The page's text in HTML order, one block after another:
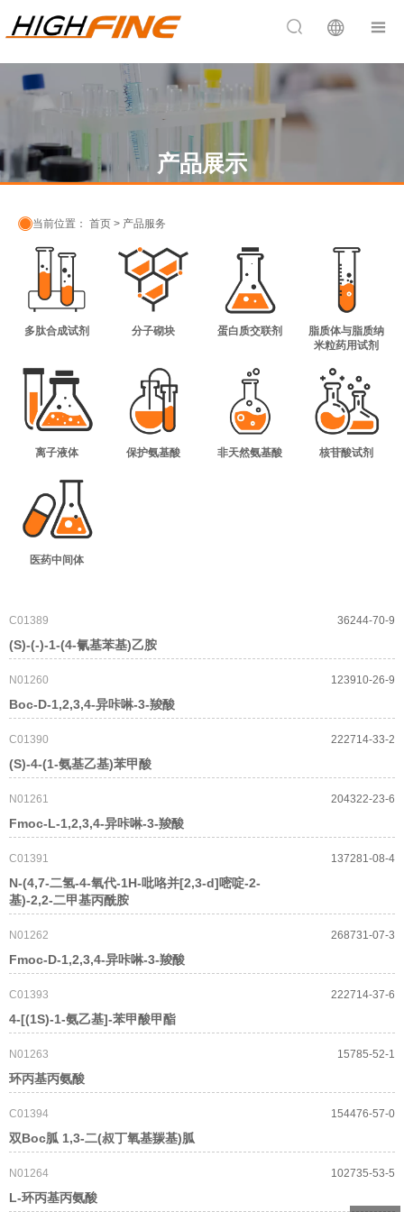
 
产品展示
当前位置： 首页 > 产品服务
多肽合成试剂 分子砌块 蛋白质交联剂
脂质体与脂质纳
米粒药用试剂
离子液体 保护氨基酸 非天然氨基酸 核苷酸试剂
医药中间体
C01389
(S)-(-)-1-(4-氰基苯基)乙胺
36244-70-9
N01260
Boc-D-1,2,3,4-异咔啉-3-羧酸
123910-26-9
C01390
(S)-4-(1-氨基乙基)苯甲酸
222714-33-2
N01261
Fmoc-L-1,2,3,4-异咔啉-3-羧酸
204322-23-6
C01391
N-(4,7-二氢-4-氧代-1H-吡咯并[2,3-d]嘧啶-2-
基)-2,2-二甲基丙酰胺
137281-08-4
N01262
Fmoc-D-1,2,3,4-异咔啉-3-羧酸
268731-07-3
C01393
4-[(1S)-1-氨乙基]-苯甲酸甲酯
222714-37-6
N01263
环丙基丙氨酸
15785-52-1
C01394
双Boc胍 1,3-二(叔丁氧基羰基)胍
154476-57-0
N01264
L-环丙基丙氨酸
102735-53-5